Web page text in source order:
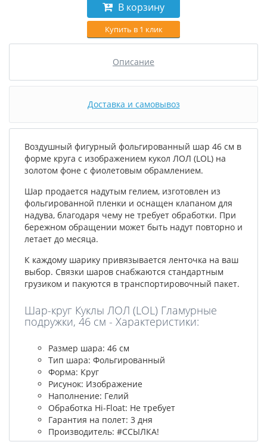
В корзину
Купить в 1 клик
Описание
Доставка и самовывоз
Воздушный фигурный фольгированный шар 46 см в
форме круга с изображением кукол ЛОЛ (LOL) на
золотом фоне с фиолетовым обрамлением.
Шар продается надутым гелием, изготовлен из
фольгированной пленки и оснащен клапаном для
надува, благодаря чему не требует обработки. При
бережном обращении может быть надут повторно и
летает до месяца.
К каждому шарику привязывается ленточка на ваш
выбор. Связки шаров снабжаются стандартным
грузиком и пакуются в транспортировочный пакет.
Шар-круг Куклы ЛОЛ (LOL) Гламурные
подружки, 46 см - Характеристики:
Размер шара: 46 см
Тип шара: Фольгированный
Форма: Круг
Рисунок: Изображение
Наполнение: Гелий
Обработка Hi-Float: Не требует
Гарантия на полет: 3 дня
Производитель: #ССЫЛКА!